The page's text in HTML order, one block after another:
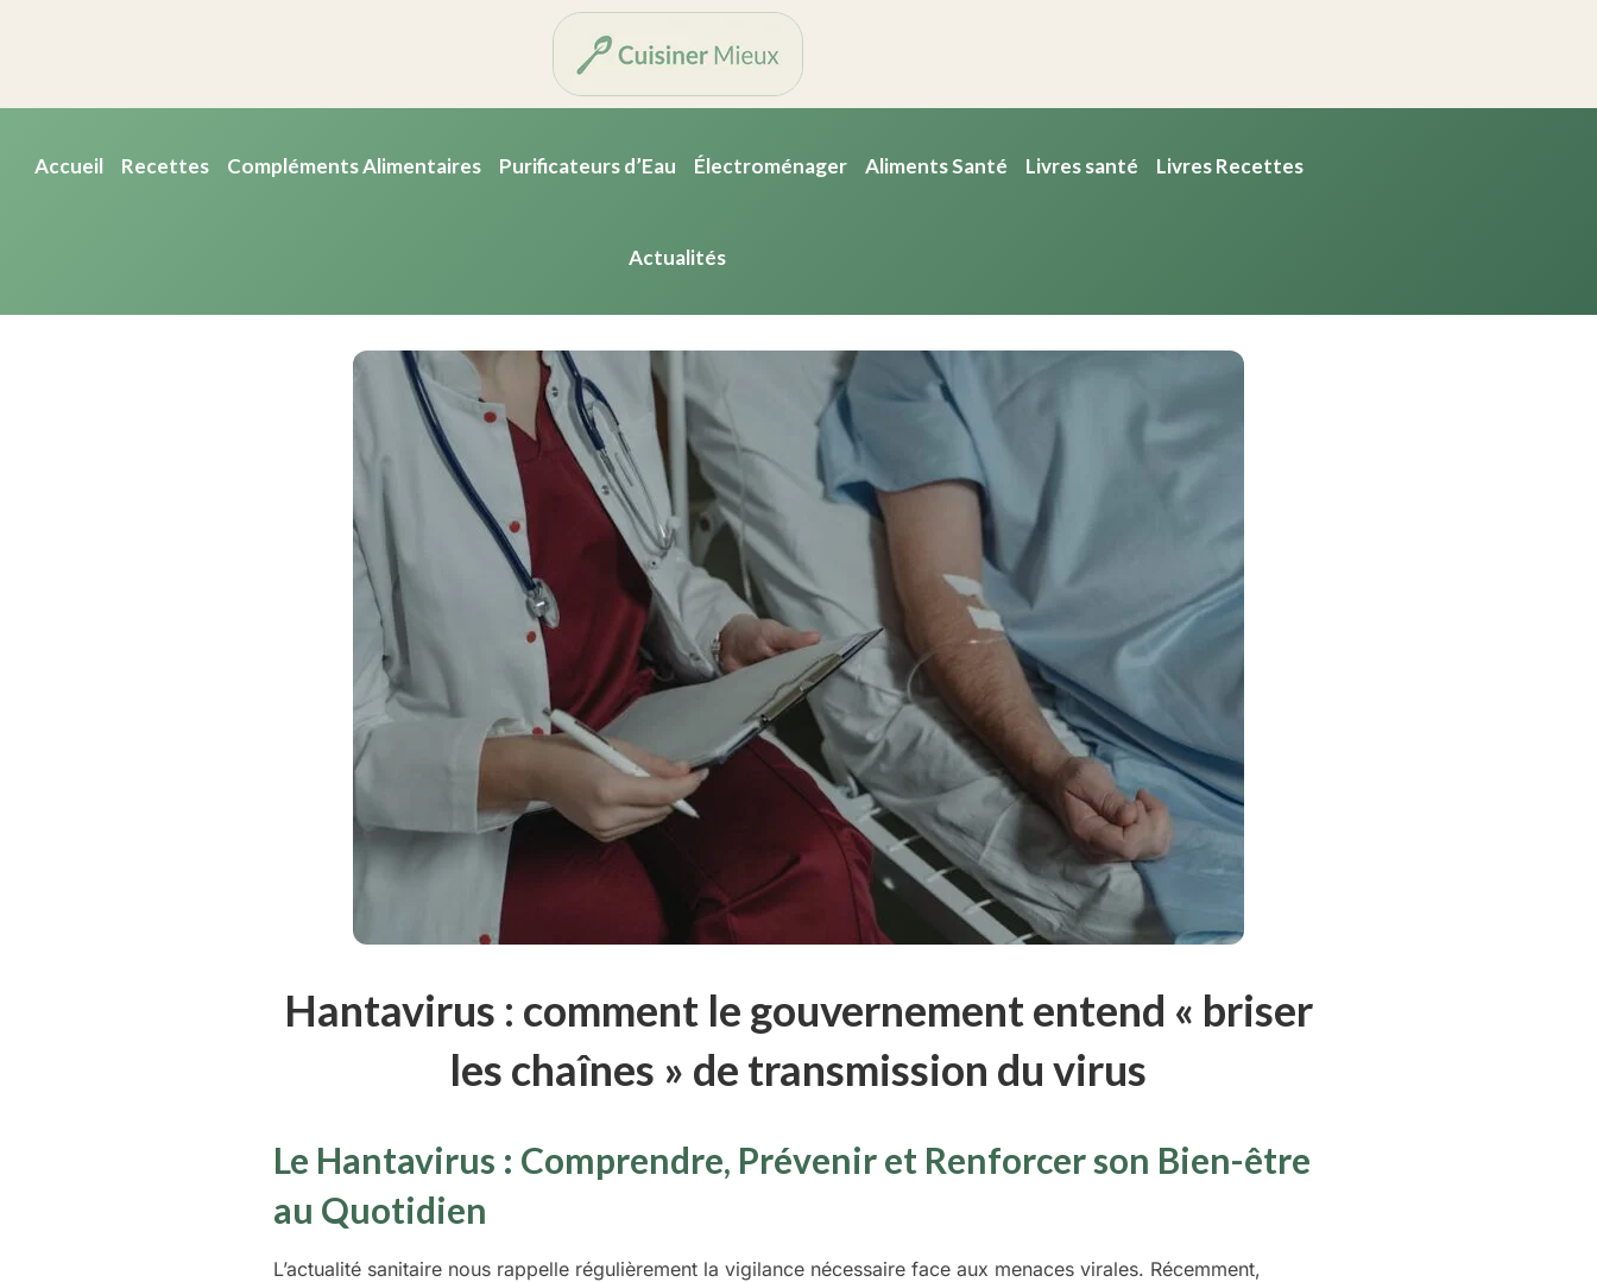
Accueil Recettes Compléments Alimentaires Purificateurs d’Eau Électroménager Aliments Santé Livres santé Livres Recettes
Actualités
Hantavirus : comment le gouvernement entend « briser
les chaînes » de transmission du virus
Le Hantavirus : Comprendre, Prévenir et Renforcer son Bien-être
au Quotidien
L’actualité sanitaire nous rappelle régulièrement la vigilance nécessaire face aux menaces virales. Récemment,